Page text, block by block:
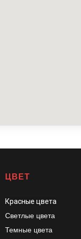
ЦВЕТ
Красные цвета
Светлые цвета
Темные цвета